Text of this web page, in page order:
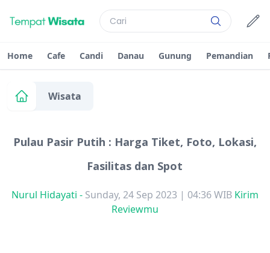
Home Cafe Candi Danau Gunung Pemandian
Wisata
Pulau Pasir Putih : Harga Tiket, Foto, Lokasi,
Fasilitas dan Spot
Nurul Hidayati - Sunday, 24 Sep 2023 | 04:36 WIB Kirim
Reviewmu